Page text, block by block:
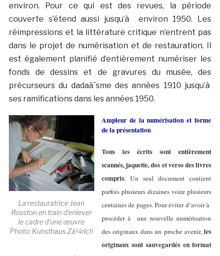
environ. Pour ce qui est des revues, la période
couverte s’étend aussi jusqu’à environ 1950. Les
réimpressions et la littérature critique n’entrent pas
dans le projet de numérisation et de restauration. Il
est également planifié d’entièrement numériser les
fonds de dessins et de gravures du musée, des
précurseurs du dadaà¯sme des années 1910 jusqu’à
ses ramifications dans les années 1950.
La restauratrice Jean
Rosston en train d’enlever
le cadre d’une œuvre
Photo: Kunsthaus Zà¼rich
Ampleur de la numérisation et forme
de la présentation
Tous les écrits sont entièrement
scannés, jaquette, dos et verso des livres
compris. Un seul document contient
parfois plusieurs dizaines voire plusieurs
centaines de pages. Pour éviter d’avoir à
procéder à une nouvelle numérisation
des originaux dans un proche avenir,les
originaux sont sauvegardés en format